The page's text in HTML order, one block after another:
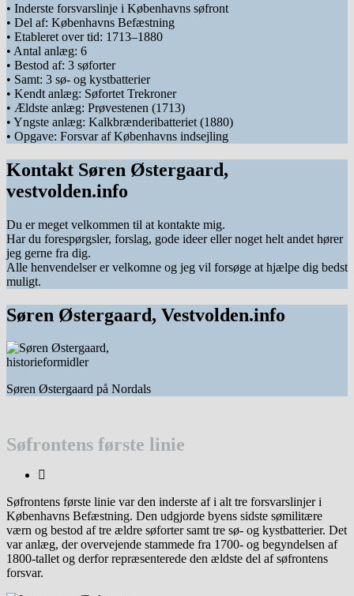
• Inderste forsvarslinje i Københavns søfront
• Del af: Københavns Befæstning
• Etableret over tid: 1713–1880
• Antal anlæg: 6
• Bestod af: 3 søforter
• Samt: 3 sø- og kystbatterier
• Kendt anlæg: Søfortet Trekroner
• Ældste anlæg: Prøvestenen (1713)
• Yngste anlæg: Kalkbrænderibatteriet (1880)
• Opgave: Forsvar af Københavns indsejling
Kontakt Søren Østergaard,
vestvolden.info
Du er meget velkommen til at kontakte mig.
Har du forespørgsler, forslag, gode ideer eller noget helt andet hører
jeg gerne fra dig.
Alle henvendelser er velkomne og jeg vil forsøge at hjælpe dig bedst
muligt.
Søren Østergaard, Vestvolden.info
Søren Østergaard på Nordals
Søfrontens første linie
Søfrontens første linie var den inderste af i alt tre forsvarslinjer i
Københavns Befæstning. Den udgjorde byens sidste sømilitære
værn og bestod af tre ældre søforter samt tre sø- og kystbatterier. Det
var anlæg, der overvejende stammede fra 1700- og begyndelsen af
1800-tallet og derfor repræsenterede den ældste del af søfrontens
forsvar.